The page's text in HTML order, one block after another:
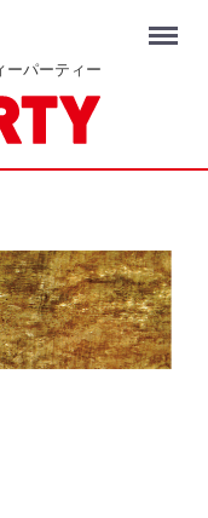
パーティー
Menu